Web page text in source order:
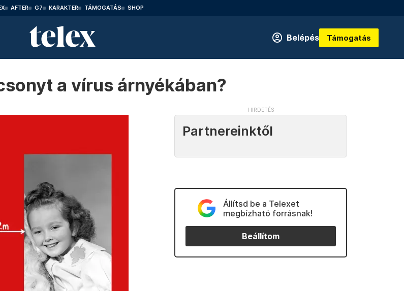
AFTER G7 KARAKTER TÁMOGATÁS SHOP
Belépés Támogatás
a vírus árnyékában?
Partnereinktől
Állítsd be a Telexet
megbízható forrásnak!
Beállítom